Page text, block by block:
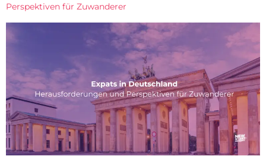
Perspektiven für Zuwanderer